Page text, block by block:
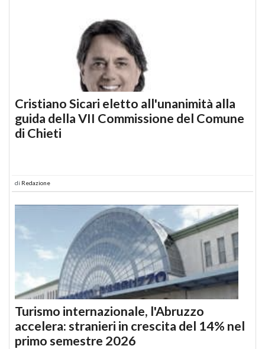
Cristiano Sicari eletto all'unanimità alla
guida della VII Commissione del Comune
di Chieti
di Redazione
Turismo internazionale, l'Abruzzo
accelera: stranieri in crescita del 14% nel
primo semestre 2026